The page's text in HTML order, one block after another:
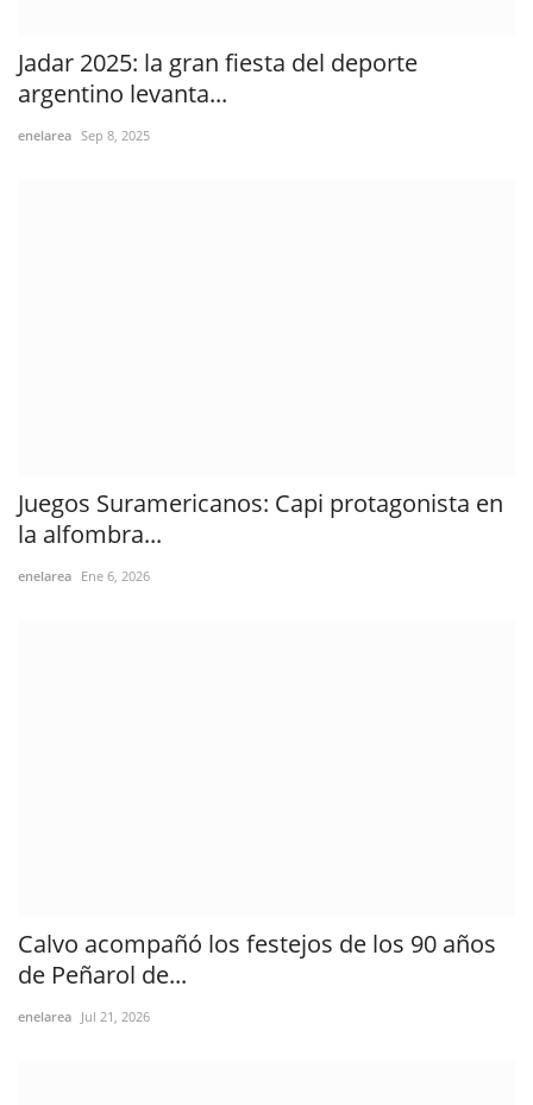
Jadar 2025: la gran fiesta del deporte
argentino levanta...
enelarea Sep 8, 2025
Juegos Suramericanos: Capi protagonista en
la alfombra...
enelarea Ene 6, 2026
Calvo acompañó los festejos de los 90 años
de Peñarol de...
enelarea Jul 21, 2026